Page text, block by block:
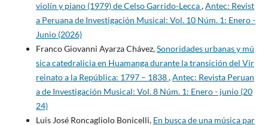
violín y piano (1979) de Celso Garrido-Lecca,Antec: Revist
a Peruana de Investigación Musical: Vol. 10 Núm. 1: Enero -
Junio (2026)
Franco Giovanni Ayarza Chávez,Sonoridades urbanas y mú
sica catedralicia en Huamanga durante la transición del Vir
reinato a la República: 1797 – 1838,Antec: Revista Peruan
a de Investigación Musical: Vol. 8 Núm. 1: Enero - junio (20
24)
Luis José Roncagliolo Bonicelli, En busca de una música par